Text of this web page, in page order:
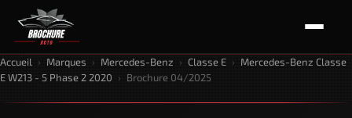
Accueil › Marques › Mercedes-Benz › Classe E › Mercedes-Benz Classe
E W213 - 5 Phase 2 2020 › Brochure 04/2025